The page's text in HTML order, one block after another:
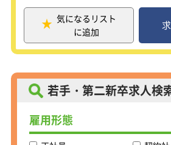
ではの設計・製造力
た。 どんなに大き
なに小さなニーズに
が、当社の強みで
タ」など日本を代
ら、 地域の町工場
くりのメーカーが
既存顧客へのルー
気になるリスト
に追加
若手・第二新卒求人検
雇用形態